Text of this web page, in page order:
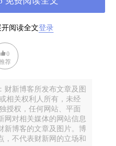
养转型的负效应正在我国
，也开始与贫穷、落后联
可能是一代更胖的国人。
的儿童中，在青春期仍有
有相当一部分持续到成年
，所谓“一胖误终身”。
胖率的“快速上升”与“城乡
阅读全文登录
0
荐
新博客所发布文章及图
相关权利人所有，未经
授权，任何网站、平面
网对相关媒体的网站信息
新博客的文章及图片。博
，不代表财新网的立场和